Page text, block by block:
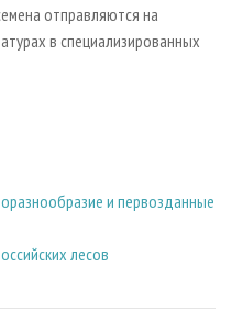
отправляются на
в специализированных
и первозданные
лесов